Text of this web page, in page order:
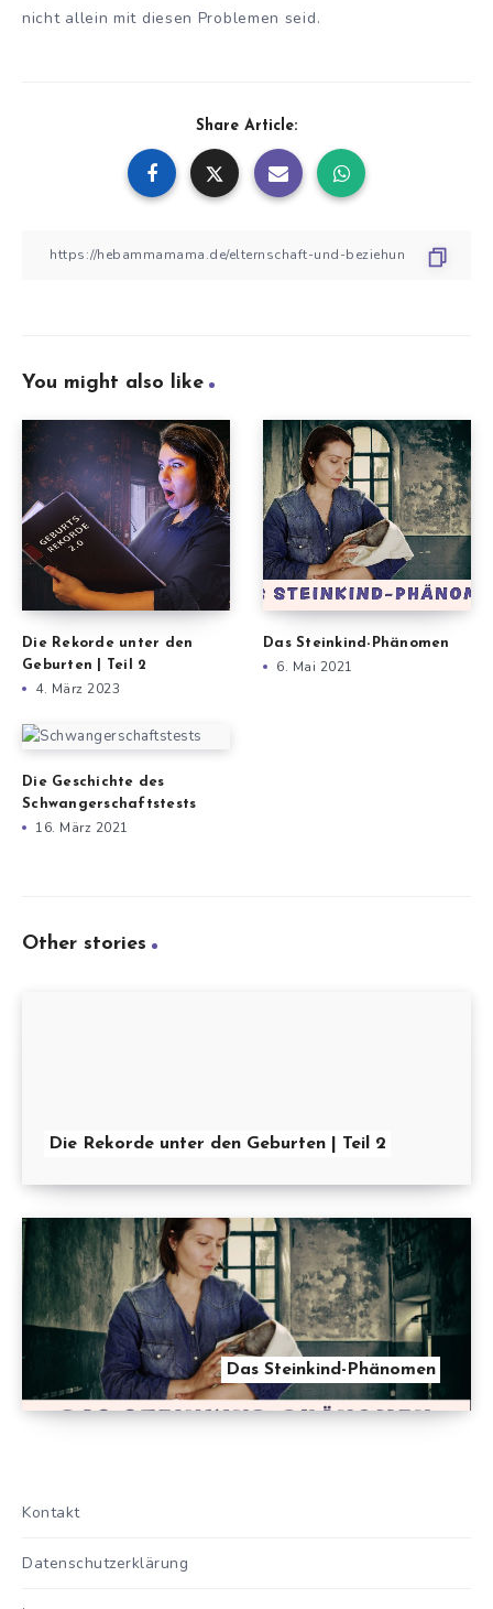
nicht allein mit diesen Problemen seid.
Share Article:
You might also like
Die Rekorde unter den
Geburten | Teil 2
4. März 2023
Das Steinkind-Phänomen
6. Mai 2021
Die Geschichte des
Schwangerschaftstests
16. März 2021
Other stories
Die Rekorde unter den Geburten | Teil 2
Das Steinkind-Phänomen
Kontakt
Datenschutzerklärung